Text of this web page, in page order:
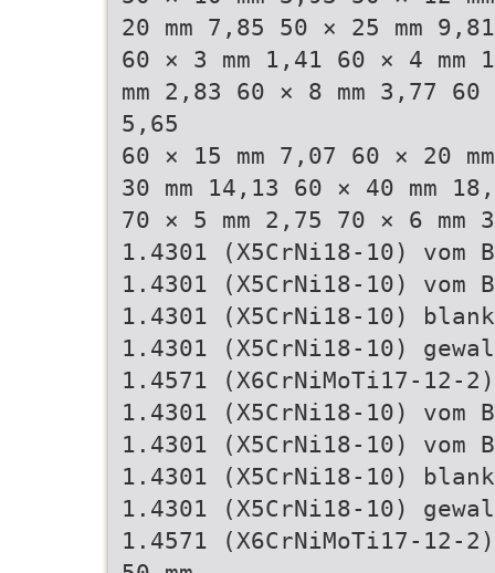
20 mm 7,85 50 × 25 mm
60 × 3 mm 1,41 60 × 4 mm
mm 2,83 60 × 8 mm 3,77 60
5,65
60 × 15 mm 7,07 60 × 20
30 mm 14,13 60 × 40 mm
70 × 5 mm 2,75 70 × 6 mm
1.4301 (X5CrNi18-10) vom
1.4301 (X5CrNi18-10) vom
1.4301 (X5CrNi18-10)
1.4301 (X5CrNi18-10)
1.4571 (X6CrNiMoTi17-12-
1.4301 (X5CrNi18-10) vom
1.4301 (X5CrNi18-10) vom
1.4301 (X5CrNi18-10)
1.4301 (X5CrNi18-10)
1.4571 (X6CrNiMoTi17-12-